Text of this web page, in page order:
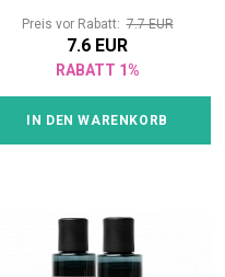
Preis vor Rabatt:7.7 EUR
7.6 EUR
RABATT 1%
IN DEN WARENKORB